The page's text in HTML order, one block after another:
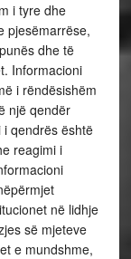
i tyre dhe
pjesëmarrëse,
dhe të
Informacioni
i rëndësishëm
një qendër
qendrës është
reagimi i
në lidhje
së mjeteve
e mundshme,